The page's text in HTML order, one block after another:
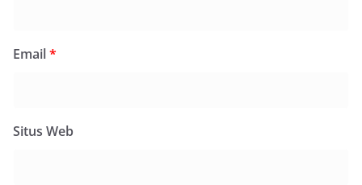
Email*
Situs Web